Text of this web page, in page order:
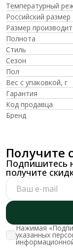
Температурный
Российский размер
Размер
Полнота
Стиль
Сезон
Пол
Вес с упаковкой, г
Гарантия
Код продавца
Бренд
Получите
Подпишитесь
получите
Нажимая
указанных